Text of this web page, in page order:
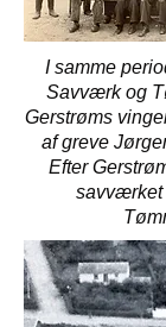
I samme
Savværk og
Gerstrøms
af greve
Efter
savværket